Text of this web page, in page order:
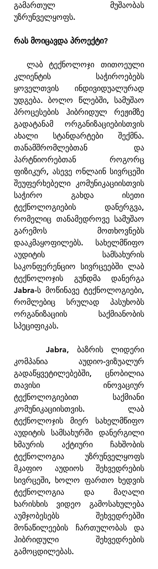
გამართულ მუშაობას
უზრუნველყოფს.
რას მოიცავდა პროექტი?
კლიენტის საჭიროებებს
ყოველთვის ინდივიდუალურად
უდგება. ბოლო წლებში, სამუშაო
პროცესების ჰიბრიდულ რეჟიმზე
გადატანამ ორგანიზაციებისთვის
ახალი სტანდარტები შექმნა.
თანამშრომლებთან და
პარტნიორებთან როგორც
ფიზიკურ, ასევე ონლაინ სივრცეში
შეუფერხებელი კომუნიკაციისთვის
საჭირო გახდა ისეთი
ტექნოლოგიების დანერგვა,
რომელიც თანამედროვე სამუშაო
გარემოს მოთხოვნებს
დააკმაყოფილებს. სახელმწიფო
აუდიტის სამსახურის
საკონფერენციო სივრცეებში ლაბ
ტექნოლოჯის გუნდმა დანერგა
Jabra-ს მოწინავე ტექნოლოგიები,
რომლებიც სრულად პასუხობს
ორგანიზაციის საქმიანობის
სპეციფიკას.
კომპანია აუდიო-ვიზუალურ
გადაწყვეტილებებში, ცნობილია
თავისი ინოვაციურ
ტექნოლოგიებით საქმიანი
კომუნიკაციისთვის. ლაბ
ტექნოლოჯის მიერ სახელმწიფო
აუდიტის სამსახურში დანერგილი
ხმაურის აქტიური ჩახშობის
ტექნოლოგია უზრუნველყოფს
მკაფიო აუდიოს შეხვედრების
სივრცეში, ხოლო ფართო ხედვის
ტექნოლოგია და მაღალი
ხარისხის ვიდეო გამოსახულება
აუმჯობესებს შეხვედრებში
მონაწილეების ჩართულობას და
ჰიბრიდული შეხვედრების
გამოცდილებას.